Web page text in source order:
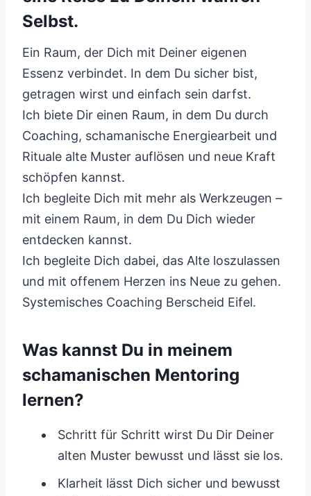
Selbst.
Ein Raum, der Dich mit Deiner eigenen
Essenz verbindet. In dem Du sicher bist,
getragen wirst und einfach sein darfst.
Ich biete Dir einen Raum, in dem Du durch
Coaching, schamanische Energiearbeit und
Rituale alte Muster auflösen und neue Kraft
schöpfen kannst.
Ich begleite Dich mit mehr als Werkzeugen –
mit einem Raum, in dem Du Dich wieder
entdecken kannst.
Ich begleite Dich dabei, das Alte loszulassen
und mit offenem Herzen ins Neue zu gehen.
Systemisches Coaching Berscheid Eifel.
Was kannst Du in meinem
schamanischen Mentoring
lernen?
Schritt für Schritt wirst Du Dir Deiner
alten Muster bewusst und lässt sie los.
Klarheit lässt Dich sicher und bewusst